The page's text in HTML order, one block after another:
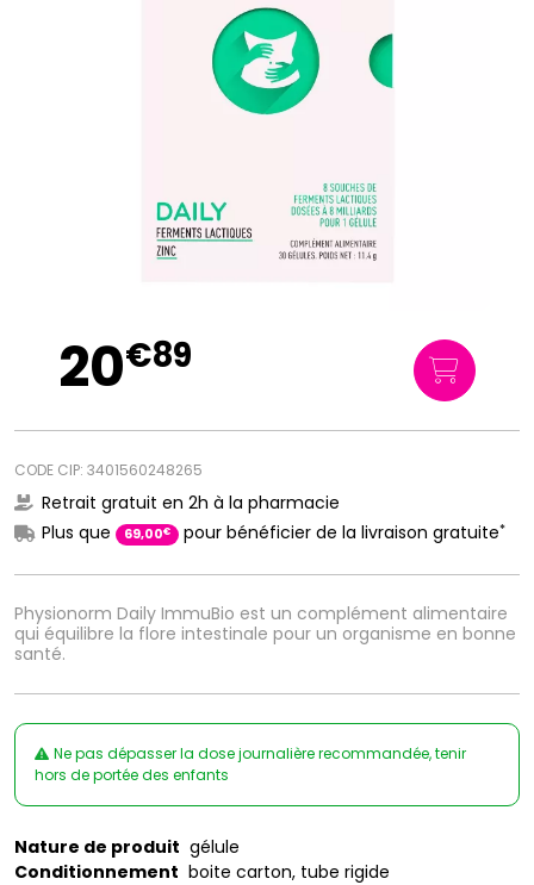
Physionorm Daily ImmuBio est un complément alimentaire
qui équilibre la flore intestinale pour un organisme en bonne
santé.
20€89
CODE CIP: 3401560248265
Retrait gratuit en 2h à la pharmacie
Plus que
69,00€ pour bénéficier de la livraison gratuite*
Ne pas dépasser la dose journalière recommandée, tenir
hors de portée des enfants
Nature de produit gélule
Conditionnement boite carton, tube rigide